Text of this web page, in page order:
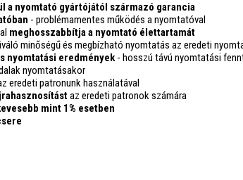
a nyomtató gyártójától származó garancia
- problémamentes működés a nyomtatóval
meghosszabbítja a nyomtató élettartamát
minőségű és megbízható nyomtatás az eredeti
nyomtatási eredmények- hosszú távú nyomtatási
nyomtatásakor
eredeti patronunk használatával
az eredeti patronok számára
mint 1% esetben